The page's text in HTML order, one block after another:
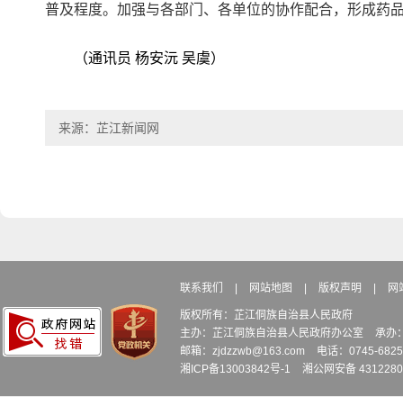
普及程度。加强与各部门、各单位的协作配合，形成药
（通讯员 杨安沅 吴虞）
来源：芷江新闻网
联系我们 网站地图 版权声明 网
版权所有：芷江侗族自治县人民政府
主办：芷江侗族自治县人民政府办公室
承办
邮箱：zjdzzwb@163.com
电话：0745-
湘ICP备13003842号-1
湘公网安备